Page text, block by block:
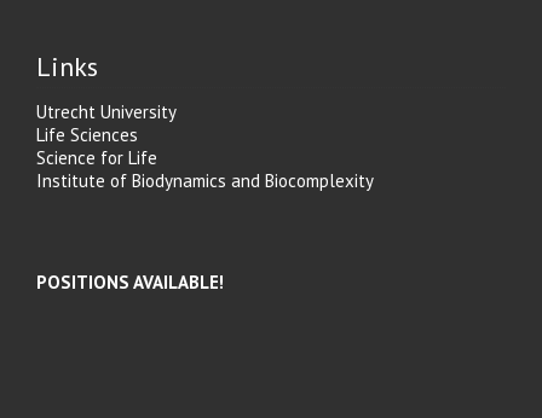
Links
Utrecht University
Life Sciences
Science for Life
Institute of Biodynamics and Biocomplexity
POSITIONS AVAILABLE!